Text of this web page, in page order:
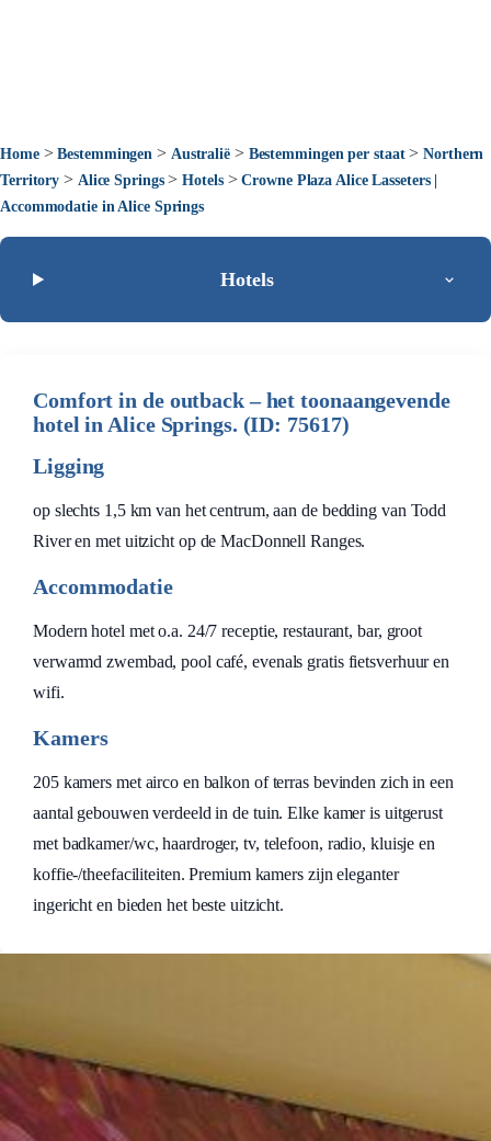
Home>Bestemmingen > Australië> Bestemmingen per staat>Northern
Territory > Alice Springs>Hotels>Crowne Plaza Alice Lasseters |
Accommodatie in Alice Springs
Hotels
Comfort in de outback – het toonaangevende
hotel in Alice Springs. (ID: 75617)
Ligging
op slechts 1,5 km van het centrum, aan de bedding van Todd
River en met uitzicht op de MacDonnell Ranges.
Accommodatie
Modern hotel met o.a. 24/7 receptie, restaurant, bar, groot
verwarmd zwembad, pool café, evenals gratis fietsverhuur en
wifi.
Kamers
205 kamers met airco en balkon of terras bevinden zich in een
aantal gebouwen verdeeld in de tuin. Elke kamer is uitgerust
met badkamer/wc, haardroger, tv, telefoon, radio, kluisje en
koffie-/theefaciliteiten. Premium kamers zijn eleganter
ingericht en bieden het beste uitzicht.